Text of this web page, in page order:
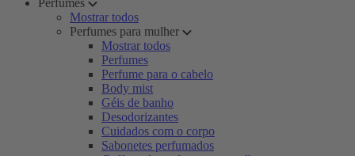
Perfumes
Mostrar todos
Perfumes para mulher
Mostrar todos
Perfumes
Perfume para o cabelo
Body mist
Géis de banho
Desodorizantes
Cuidados com o corpo
Sabonetes perfumados